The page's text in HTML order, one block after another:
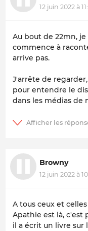
12 juin 2022 à
Au bout de 22mn,
commence à
arrive pas.
J'arrête de
pour entendre le
dans les médias de
Browny
12 juin 2022 à
A tous ceux et
Apathie est là, c'est
il a écrit un livre sur